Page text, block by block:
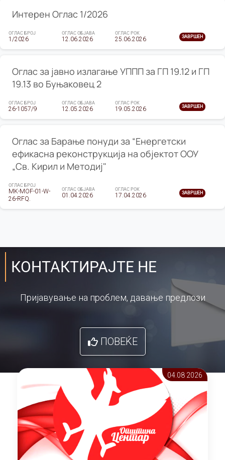
Интерен Оглас 1/2026
ОГЛАС БРОЈ
1/2026
ОГЛАС ОБЈАВА
12.06.2026
ОГЛАС РОК
25.06.2026 ЗАВРШЕН
Оглас за јавно излагање УППП за ГП 19.12 и ГП
19.13 во Буњаковец 2
ОГЛАС БРОЈ
26-1057/9
ОГЛАС ОБЈАВА
12.05.2026
ОГЛАС РОК
19.05.2026 ЗАВРШЕН
Оглас за Барање понуди за “Енергетски
ефикасна реконструкција на објектот ООУ
„Св. Кирил и Методиј"
ОГЛАС БРОЈ
MK-MOF-01-W-
26-RFQ.
ОГЛАС ОБЈАВА
01.04.2026
ОГЛАС РОК
17.04.2026 ЗАВРШЕН
КОНТАКТИРАЈТЕ НЕ
Пријавување на проблем, давање предлози
ПОВЕЌЕ
04.08 2026